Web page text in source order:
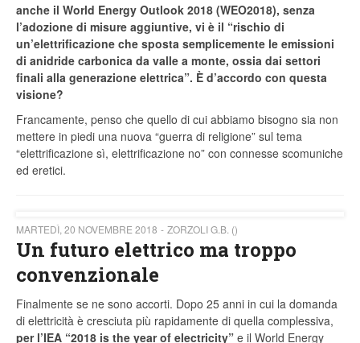
anche il World Energy Outlook 2018 (WEO2018), senza
l’adozione di misure aggiuntive, vi è il “rischio di
un’elettrificazione che sposta semplicemente le emissioni
di anidride carbonica da valle a monte, ossia dai settori
finali alla generazione elettrica”. È d’accordo con questa
visione?
Francamente, penso che quello di cui abbiamo bisogno sia non
mettere in piedi una nuova “guerra di religione” sul tema
“elettrificazione sì, elettrificazione no” con connesse scomuniche
ed eretici.
MARTEDÌ, 20 NOVEMBRE 2018 ZORZOLI G.B. ()
Un futuro elettrico ma troppo
convenzionale
Finalmente se ne sono accorti. Dopo 25 anni in cui la domanda
di elettricità è cresciuta più rapidamente di quella complessiva,
per l’IEA “2018 is the year of electricity” e il World Energy